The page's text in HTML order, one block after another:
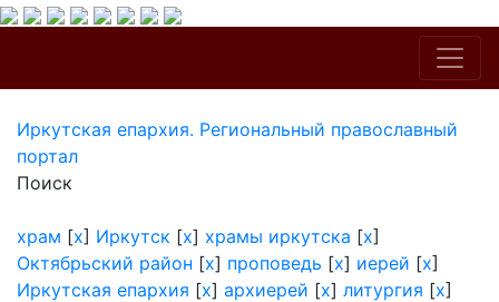
Иркутская епархия. Региональный православный
портал
Поиск
храм [x] Иркутск [x] храмы иркутска [x]
Октябрьский район [x] проповедь [x] иерей [x]
Иркутская епархия [x] архиерей [x] литургия [x]